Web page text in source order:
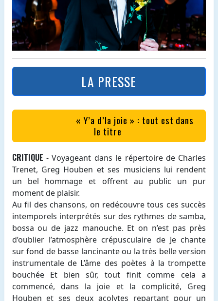
LA PRESSE
« Y’a d’la joie » : tout est dans
le titre
CRITIQUE - Voyageant dans le répertoire de Charles
Trenet, Greg Houben et ses musiciens lui rendent
un bel hommage et offrent au public un pur
moment de plaisir.
Au fil des chansons, on redécouvre tous ces succès
intemporels interprétés sur des rythmes de samba,
bossa ou de jazz manouche. Et on n’est pas près
d’oublier l’atmosphère crépusculaire de Je chante
sur fond de basse lancinante ou la très belle version
instrumentale de L’âme des poètes à la trompette
bouchée Et bien sûr, tout finit comme cela a
commencé, dans la joie et la complicité, Greg
Houben et ses deux acolytes repartant pour un